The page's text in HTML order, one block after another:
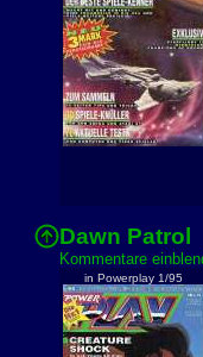
Dawn Patrol
Kommentare
in Powerplay 1/95